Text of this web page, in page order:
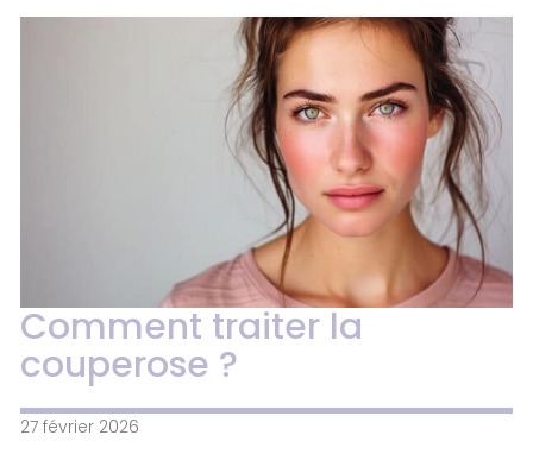
Comment traiter la
couperose ?
27 février 2026